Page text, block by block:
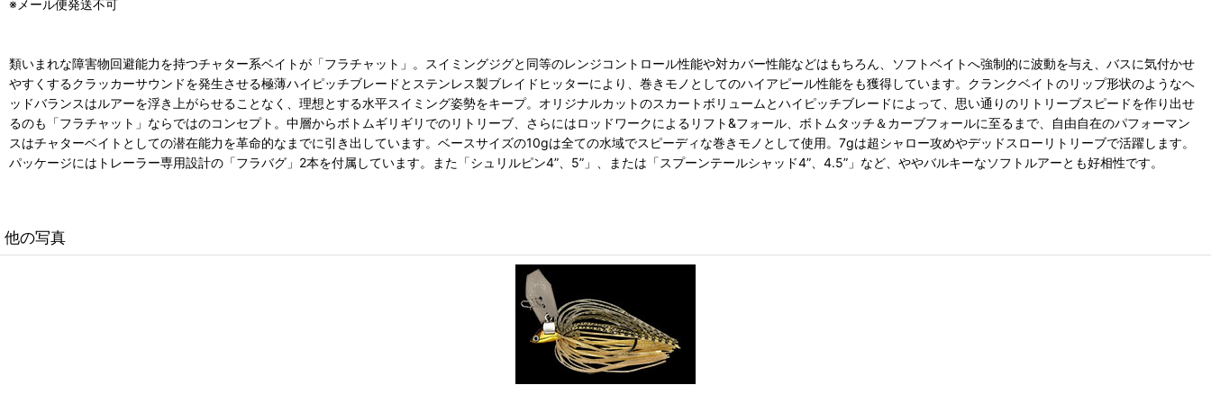
※メール便発送不可
類いまれな障害物回避能力を持つチャター系ベイトが「フラチャット」。スイミングジグと同等のレンジコントロール性能や対カバー性能などはもちろん、ソフトベイトへ強制的に波動を与え、バスに気付かせ
やすくするクラッカーサウンドを発生させる極薄ハイピッチブレードとステンレス製ブレイドヒッターにより、巻きモノとしてのハイアピール性能をも獲得しています。クランクベイトのリップ形状のようなヘ
ッドバランスはルアーを浮き上がらせることなく、理想とする水平スイミング姿勢をキープ。オリジナルカットのスカートボリュームとハイピッチブレードによって、思い通りのリトリーブスピードを作り出せ
るのも「フラチャット」ならではのコンセプト。中層からボトムギリギリでのリトリーブ、さらにはロッドワークによるリフト&フォール、ボトムタッチ＆カーブフォールに至るまで、自由自在のパフォーマン
スはチャターベイトとしての潜在能力を革命的なまでに引き出しています。ベースサイズの10gは全ての水域でスピーディな巻きモノとして使用。7gは超シャロー攻めやデッドスローリトリーブで活躍します。
パッケージにはトレーラー専用設計の「フラバグ」2本を付属しています。また「シュリルピン4”、5”」、または「スプーンテールシャッド4”、4.5”」など、ややバルキーなソフトルアーとも好相性です。
他の写真